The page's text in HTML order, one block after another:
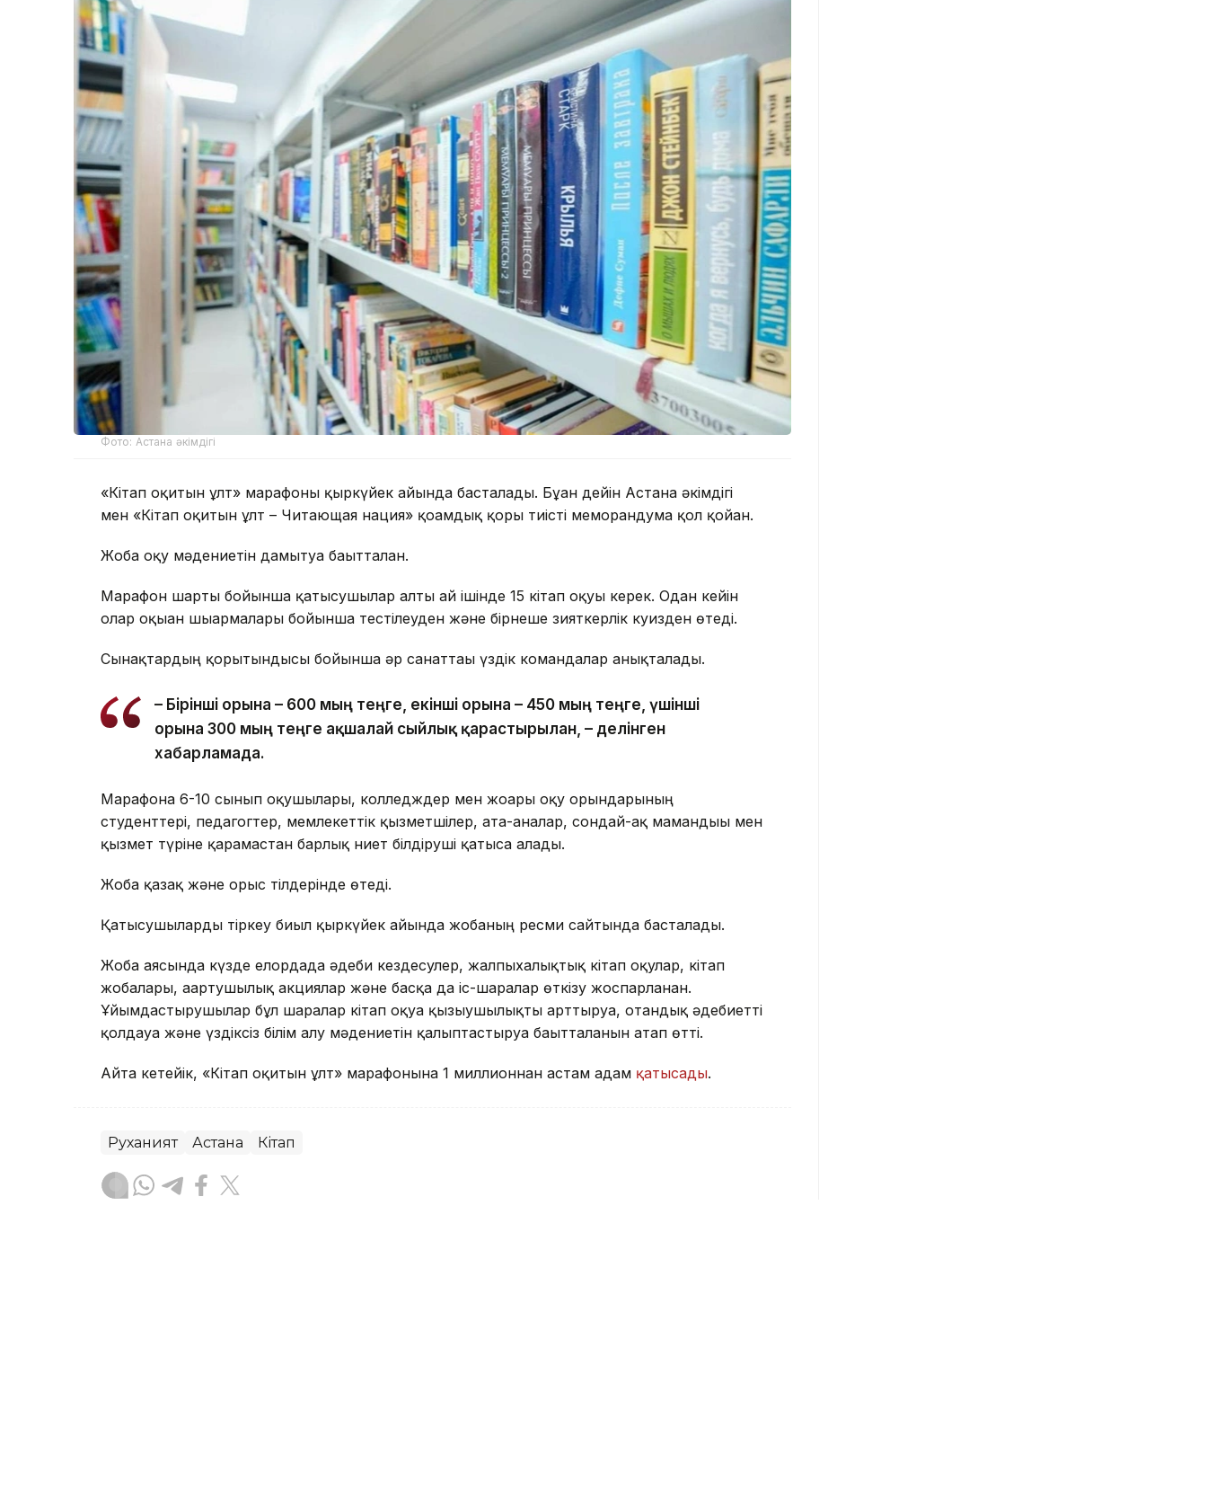
Фото: Астана әкімдігі
«Кітап оқитын ұлт» марафоны қыркүйек айында басталады. Бұған дейін Астана әкімдігі
мен «Кітап оқитын ұлт – Читающая нация» қоғамдық қоры тиісті меморандумға қол қойған.
Жоба оқу мәдениетін дамытуға бағытталған.
Марафон шарты бойынша қатысушылар алты ай ішінде 15 кітап оқуы керек. Одан кейін
олар оқыған шығармалары бойынша тестілеуден және бірнеше зияткерлік куизден өтеді.
Сынақтардың қорытындысы бойынша әр санаттағы үздік командалар анықталады.
– Бірінші орынға – 600 мың теңге, екінші орынға – 450 мың теңге, үшінші
орынға 300 мың теңге ақшалай сыйлық қарастырылған, – делінген
хабарламада.
Марафонға 6-10 сынып оқушылары, колледждер мен жоғары оқу орындарының
студенттері, педагогтер, мемлекеттік қызметшілер, ата-аналар, сондай-ақ мамандығы мен
қызмет түріне қарамастан барлық ниет білдіруші қатыса алады.
Жоба қазақ және орыс тілдерінде өтеді.
Қатысушыларды тіркеу биыл қыркүйек айында жобаның ресми сайтында басталады.
Жоба аясында күзде елордада әдеби кездесулер, жалпыхалықтық кітап оқулар, кітап
жобалары, ағартушылық акциялар және басқа да іс-шаралар өткізу жоспарланған.
Ұйымдастырушылар бұл шаралар кітап оқуға қызығушылықты арттыруға, отандық әдебиетті
қолдауға және үздіксіз білім алу мәдениетін қалыптастыруға бағытталғанын атап өтті.
Айта кетейік, «Кітап оқитын ұлт» марафонына 1 миллионнан астам адам қатысады.
Руханият Астана Кітап